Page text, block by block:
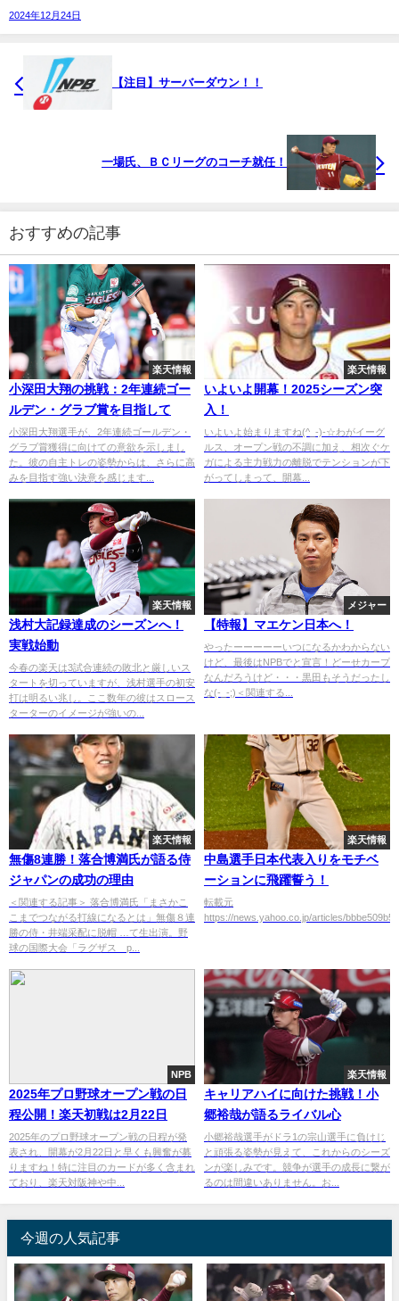
2024年12月24日
【注目】サーバーダウン！！
一場氏、ＢＣリーグのコーチ就任！
おすすめの記事
楽天情報
小深田大翔の挑戦：2年連続ゴー
ルデン・グラブ賞を目指して
小深田大翔選手が、2年連続ゴールデン・
グラブ賞獲得に向けての意欲を示しまし
た。彼の自主トレの姿勢からは、さらに高
みを目指す強い決意を感じます...
楽天情報
いよいよ開幕！2025シーズン突
入！
いよいよ始まりますね(^_-)-☆わがイーグ
ルス、オープン戦の不調に加え、相次ぐケ
ガによる主力戦力の離脱でテンションが下
がってしまって、開幕...
楽天情報
浅村大記録達成のシーズンへ！
実戦始動
今春の楽天は3試合連続の敗北と厳しいス
タートを切っていますが、浅村選手の初安
打は明るい兆し。ここ数年の彼はスロース
ターターのイメージが強いの...
メジャー
【特報】マエケン日本へ！
やったーーーーーいつになるかわからない
けど、最後はNPBでと宣言！どーせカープ
なんだろうけど・・・黒田もそうだったし
な(-_-;)＜関連する...
楽天情報
無傷8連勝！落合博満氏が語る侍
ジャパンの成功の理由
＜関連する記事＞ 落合博満氏「まさかこ
こまでつながる打線になるとは」無傷８連
勝の侍・井端采配に脱帽 …て生出演。野
球の国際大会「ラグザス p...
楽天情報
中島選手日本代表入りをモチベ
ーションに飛躍誓う！
転載元
https://news.yahoo.co.jp/articles/
NPB
2025年プロ野球オープン戦の日
程公開！楽天初戦は2月22日
2025年のプロ野球オープン戦の日程が発
表され、開幕が2月22日と早くも興奮が募
りますね！特に注目のカードが多く含まれ
ており、楽天対阪神や中...
楽天情報
キャリアハイに向けた挑戦！小
郷裕哉が語るライバル心
小郷裕哉選手がドラ1の宗山選手に負けじ
と頑張る姿勢が見えて、これからのシーズ
ンが楽しみです。競争が選手の成長に繋が
るのは間違いありません。お...
今週の人気記事